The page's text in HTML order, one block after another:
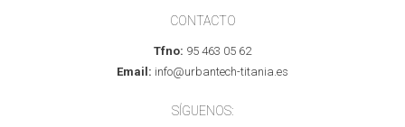
CONTACTO
Tfno: 95 463 05 62
Email: info@urbantech-titania.es
SÍGUENOS: